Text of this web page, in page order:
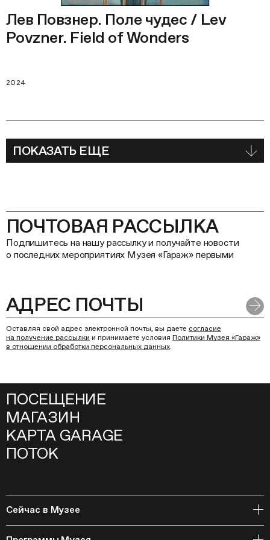
Лев Повзнер. Поле чудес / Lev
Povzner. Field of Wonders
2024
ПОКАЗАТЬ ЕЩЕ
ПОЧТОВАЯ РАССЫЛКА
Подпишитесь на нашу рассылку и получайте новости
о последних мероприятиях Музея «Гараж» первыми
Оставляя свой адрес электронной почты, вы даете согласие
на получение рассылки и принимаете условия Политики Музея «Гараж»
в отношении обработки персональных данных.
ПОСЕЩЕНИЕ
МАГАЗИН
КАРТА GARAGE
ПОТОК
Сейчас в Музее